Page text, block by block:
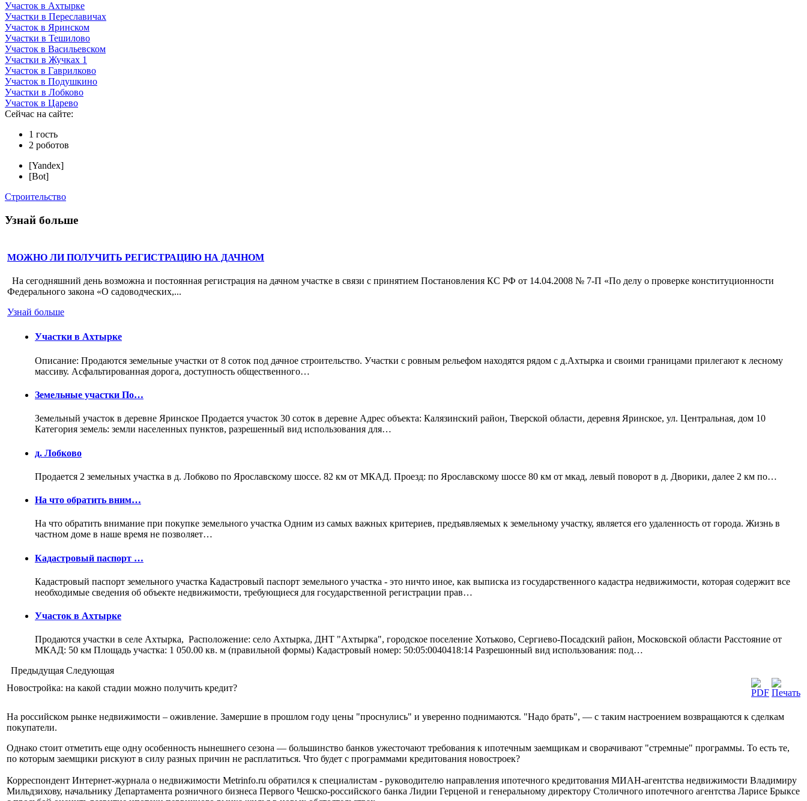
Участок в Ахтырке
Участки в Переславичах
Участок в Яринском
Участки в Тешилово
Участок в Васильевском
Участки в Жучках 1
Участок в Гаврилково
Участок в Подушкино
Участки в Лобково
Участок в Царево
Сейчас на сайте:
1 гость
2 роботов
[Yandex]
[Bot]
Строительство
Узнай больше
МОЖНО ЛИ ПОЛУЧИТЬ РЕГИСТРАЦИЮ НА ДАЧНОМ
На сегодняшний день возможна и постоянная регистрация на дачном участке в связи с принятием Постановления КС РФ от 14.04.2008 № 7-П «По делу о проверке конституционности
Федерального закона «О садоводческих,...
Узнай больше
Участки в Ахтырке
Описание: Продаются земельные участки от 8 соток под дачное строительство. Участки с ровным рельефом находятся рядом с д.Ахтырка и своими границами прилегают к лесному
массиву. Асфальтированная дорога, доступность общественного…
Земельные участки По…
Земельный участок в деревне Яринское Продается участок 30 соток в деревне Адрес объекта: Калязинский район, Тверской области, деревня Яринское, ул. Центральная, дом 10
Категория земель: земли населенных пунктов, разрешенный вид использования для…
д. Лобково
Продается 2 земельных участка в д. Лобково по Ярославскому шоссе. 82 км от МКАД. Проезд: по Ярославскому шоссе 80 км от мкад, левый поворот в д. Дворики, далее 2 км по…
На что обратить вним…
На что обратить внимание при покупке земельного участка Одним из самых важных критериев, предъявляемых к земельному участку, является его удаленность от города. Жизнь в
частном доме в наше время не позволяет…
Кадастровый паспорт …
Кадастровый паспорт земельного участка Кадастровый паспорт земельного участка - это ничто иное, как выписка из государственного кадастра недвижимости, которая содержит все
необходимые сведения об объекте недвижимости, требующиеся для государственной регистрации прав…
Участок в Ахтырке
Продаются участки в селе Ахтырка, Расположение: село Ахтырка, ДНТ "Ахтырка", городское поселение Хотьково, Сергиево-Посадский район, Московской области Расстояние от
МКАД: 50 км Площадь участка: 1 050.00 кв. м (правильной формы) Кадастровый номер: 50:05:0040418:14 Разрешонный вид использования: под…
Предыдущая Следующая
Новостройка: на какой стадии можно получить кредит?
На российском рынке недвижимости – оживление. Замершие в прошлом году цены "проснулись" и уверенно поднимаются. "Надо брать", — с таким настроением возвращаются к сделкам
покупатели.
Однако стоит отметить еще одну особенность нынешнего сезона — большинство банков ужесточают требования к ипотечным заемщикам и сворачивают "стремные" программы. То есть те,
по которым заемщики рискуют в силу разных причин не расплатиться. Что будет с программами кредитования новостроек?
Корреспондент Интернет-журнала о недвижимости Metrinfo.ru обратился к специалистам - руководителю направления ипотечного кредитования МИАН-агентства недвижимости Владимиру
Мильдзихову, начальнику Департамента розничного бизнеса Первого Чешско-российского банка Лидии Герценой и генеральному директору Столичного ипотечного агентства Ларисе Брыксе